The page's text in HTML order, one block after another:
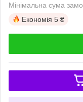
Мінімальна сума
Економія 5 ₴